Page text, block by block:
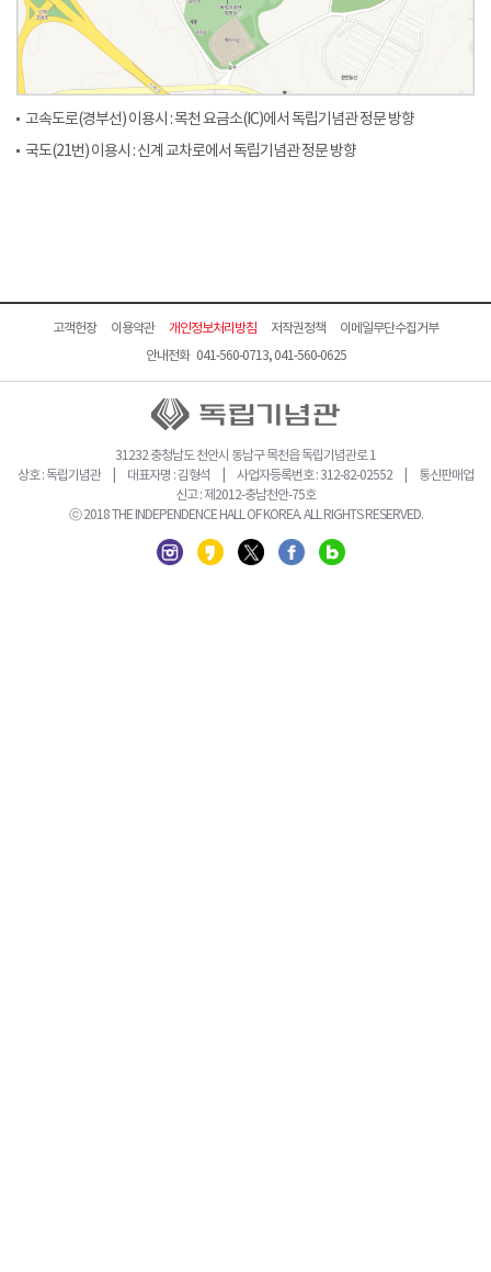
고속도로(경부선) 이용시 : 목천 요금소(IC)에서 독립기념관 정문 방향
국도(21번) 이용시 : 신계 교차로에서 독립기념관 정문 방향
고객헌장 이용약관 개인정보처리방침 저작권정책
이메일무단수집거부
안내전화 041-560-0713, 041-560-0625
31232 충청남도 천안시 동남구 목천읍 독립기념관로 1
상호 : 독립기념관 | 대표자명 : 김형석 | 사업자등록번호 : 312-82-02552 | 통신판매업
신고 : 제2012-충남천안-75호
ⓒ 2018 THE INDEPENDENCE HALL OF KOREA. ALL RIGHTS RESERVED.